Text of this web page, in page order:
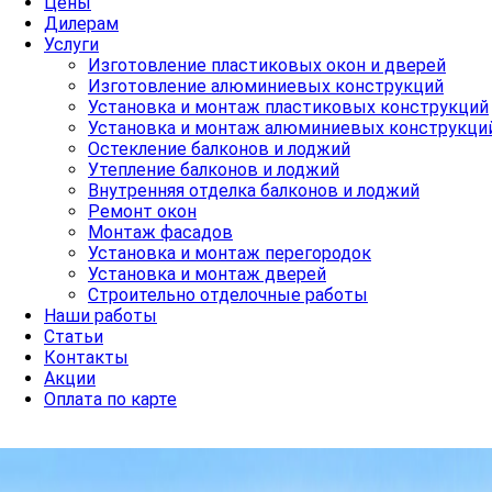
Дилерам
Услуги
Изготовление пластиковых окон и дверей
Изготовление алюминиевых конструкций
Установка и монтаж пластиковых конструкций
Установка и монтаж алюминиевых
Остекление балконов и лоджий
Утепление балконов и лоджий
Внутренняя отделка балконов и лоджий
Ремонт окон
Монтаж фасадов
Установка и монтаж перегородок
Установка и монтаж дверей
Строительно отделочные работы
Наши работы
Статьи
Контакты
Акции
Оплата по карте